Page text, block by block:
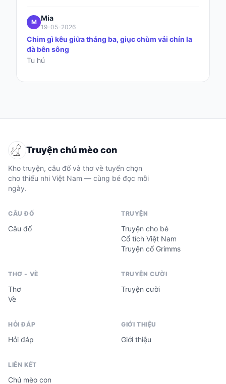
M Mia
19-05-2026
Chim gì kêu giữa tháng ba, giục chùm vải chín la
đà bên sông
Tu hú
Truyện chú mèo con
Kho truyện, câu đố và thơ vè tuyển chọn
cho thiếu nhi Việt Nam — cùng bé đọc mỗi
ngày.
CÂU ĐỐ
Câu đố
TRUYỆN
Truyện cho bé
Cổ tích Việt Nam
Truyện cổ Grimms
THƠ - VÈ
Thơ
Vè
TRUYỆN CƯỜI
Truyện cười
HỎI ĐÁP
Hỏi đáp
GIỚI THIỆU
Giới thiệu
LIÊN KẾT
Chú mèo con